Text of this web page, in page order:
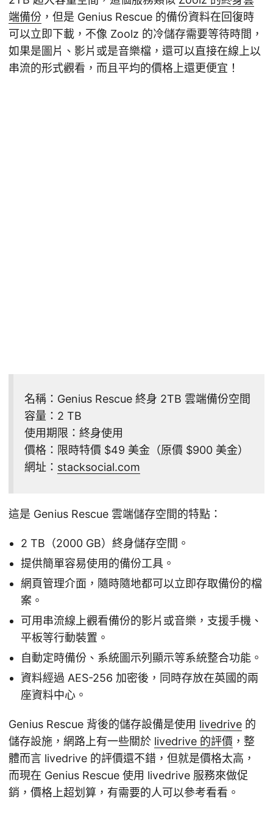
端備份 ，但是 Genius Rescue 的備份資料在回復時
可以立即下載，不像 Zoolz 的冷儲存需要等待時間，
如果是圖片、影片或是音樂檔，還可以直接在線上以
串流的形式觀看，而且平均的價格上還更便宜！
名稱：Genius Rescue 終身 2TB 雲端備份空間
容量：2 TB
使用期限：終身使用
價格：限時特價 $49 美金（原價 $900 美金）
網址： stacksocial.com
這是 Genius Rescue 雲端儲存空間的特點：
2 TB（2000 GB）終身儲存空間。
提供簡單容易使用的備份工具。
網頁管理介面，隨時隨地都可以立即存取備份的檔
案。
可用串流線上觀看備份的影片或音樂，支援手機、
平板等行動裝置。
自動定時備份、系統圖示列顯示等系統整合功能。
資料經過 AES-256 加密後，同時存放在英國的兩
座資料中心。
Genius Rescue 背後的儲存設備是使用 livedrive 的
儲存設施，網路上有一些關於 livedrive 的評價 ，整
體而言 livedrive 的評價還不錯，但就是價格太高，
而現在 Genius Rescue 使用 livedrive 服務來做促
銷，價格上超划算，有需要的人可以參考看看。